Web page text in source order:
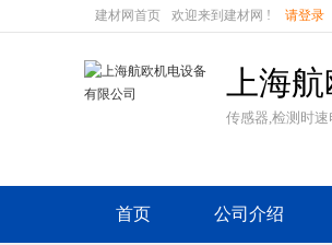
建材网首页 欢迎来到建材网 ! 请登录
上海
传感器,检测时
首页 公司介绍